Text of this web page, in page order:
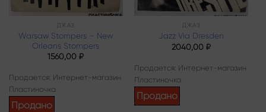
ДЖАЗ
Warsaw Stompers – New
Orleans Stompers
1560,00₽
Продается: Интернет-магазин
Пластиночка
Продано
ДЖАЗ
Jazz Via Dresden
2040,00₽
Продается: Интернет-магазин
Пластиночка
Продано